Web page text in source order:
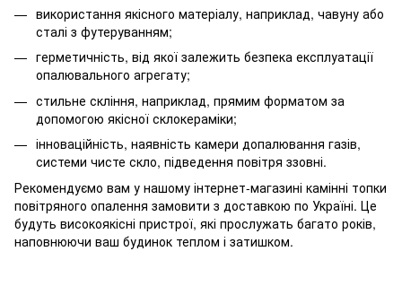
використання якісного матеріалу, наприклад, чавуну або
сталі з футеруванням;
герметичність, від якої залежить безпека експлуатації
опалювального агрегату;
стильне скління, наприклад, прямим форматом за
допомогою якісної склокераміки;
інноваційність, наявність камери допалювання газів,
системи чисте скло, підведення повітря ззовні.
Рекомендуємо вам у нашому інтернет-магазині камінні топки
повітряного опалення замовити з доставкою по Україні. Це
будуть високоякісні пристрої, які прослужать багато років,
наповнюючи ваш будинок теплом і затишком.